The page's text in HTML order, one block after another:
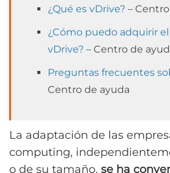
¿Qué es vDrive? –
¿Cómo puedo adquirir
vDrive? – Centro de
Preguntas frecuentes
Centro de ayuda
La adaptación de las
computing,
o de su tamaño, se ha